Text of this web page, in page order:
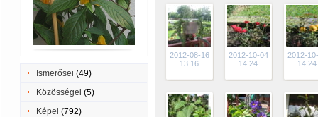
Ismerősei (49)
Közösségei (5)
Képei (792)
2012-08-16
13.16
2012-10-04
14.24
2012-
14.24